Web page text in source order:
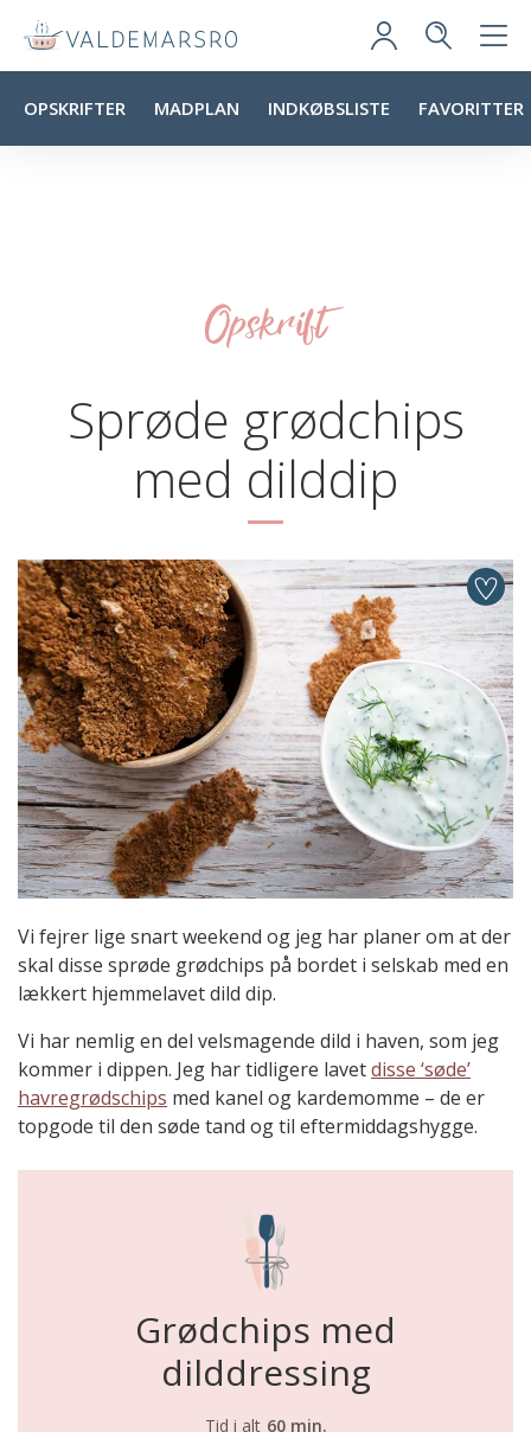
OPSKRIFTER MADPLAN INDKØBSLISTE FAVORITTER
Opskrift
Sprøde grødchips
med dilddip
Vi fejrer lige snart weekend og jeg har planer om at der
skal disse sprøde grødchips på bordet i selskab med en
lækkert hjemmelavet dild dip.
Vi har nemlig en del velsmagende dild i haven, som jeg
kommer i dippen. Jeg har tidligere lavetdisse ‘søde’
havregrødschips med kanel og kardemomme – de er
topgode til den søde tand og til eftermiddagshygge.
Grødchips med
dilddressing
Tid i alt 60 min.